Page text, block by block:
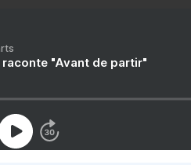
raconte "Avant de partir"